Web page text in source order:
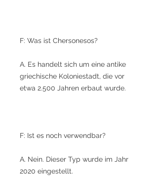
F: Was ist Chersonesos?
A. Es handelt sich um eine antike
griechische Koloniestadt, die vor
etwa 2.500 Jahren erbaut wurde.
F: Ist es noch verwendbar?
A. Nein. Dieser Typ wurde im Jahr
2020 eingestellt.